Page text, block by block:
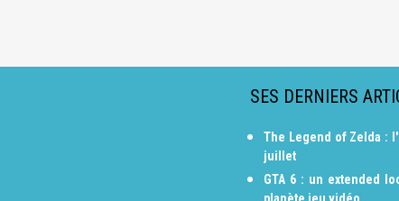
SES DERNIERS
The Legend of Zelda :
juillet
GTA 6 : un extended
planète jeu vidéo